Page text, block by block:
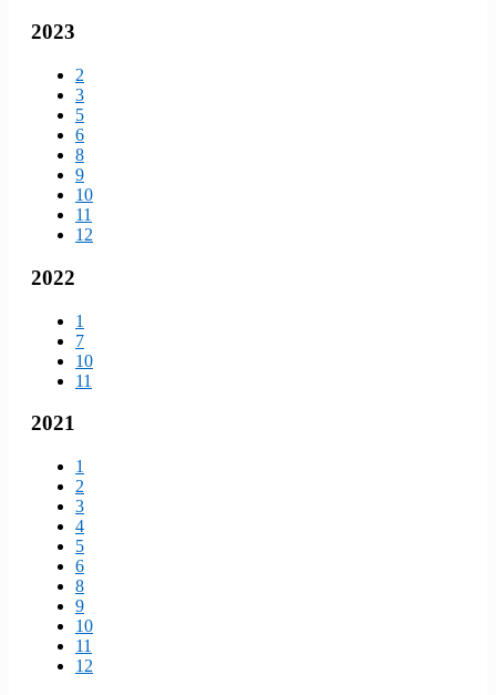
2023
2
3
5
6
8
9
10
11
12
2022
1
7
10
11
2021
1
2
3
4
5
6
8
9
10
11
12